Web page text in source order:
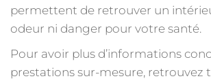
permettent de retrouver un
odeur ni danger pour votre santé.
Pour avoir plus d’informations
prestations sur-mesure, retrouvez